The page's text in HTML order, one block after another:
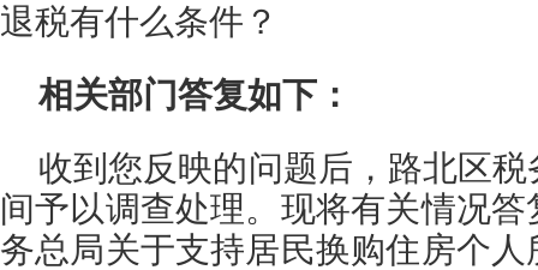
退税有什么条件？
相关部门答复如下：
收到您反映的问题后，路北区
间予以调查处理。现将有关情况
务总局关于支持居民换购住房个